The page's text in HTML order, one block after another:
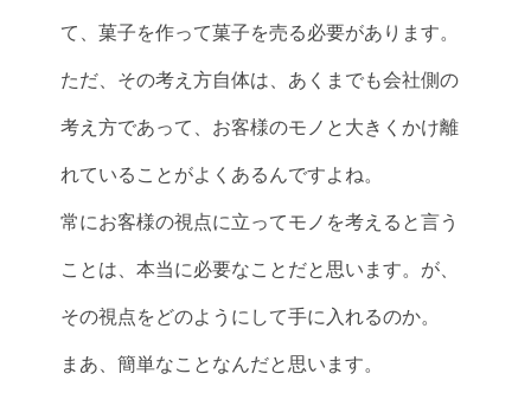
て、菓子を作って菓子を売る必要があります。
ただ、その考え方自体は、あくまでも会社側の
考え方であって、お客様のモノと大きくかけ離
れていることがよくあるんですよね。
常にお客様の視点に立ってモノを考えると言う
ことは、本当に必要なことだと思います。が、
その視点をどのようにして手に入れるのか。
まあ、簡単なことなんだと思います。